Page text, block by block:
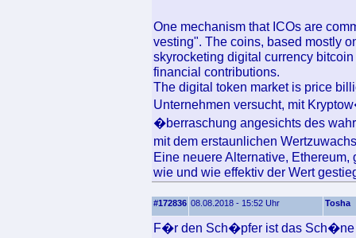
One mechanism that ICOs are
vesting". The coins, based mostly
skyrocketing digital currency
financial contributions.
The digital token market is price
Unternehmen versucht, mit
�berraschung angesichts des
mit dem erstaunlichen
Eine neuere Alternative,
wie und wie effektiv der Wert
#172836 08.08.2018 - 15:52 Uhr Tosha
F�r den Sch�pfer ist das Sch�ne